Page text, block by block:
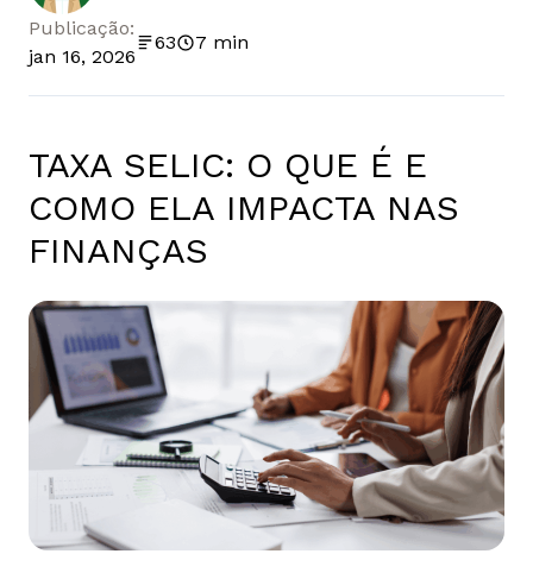
Publicação:
jan 16, 2026
63 7 min
TAXA SELIC: O QUE É E
COMO ELA IMPACTA NAS
FINANÇAS